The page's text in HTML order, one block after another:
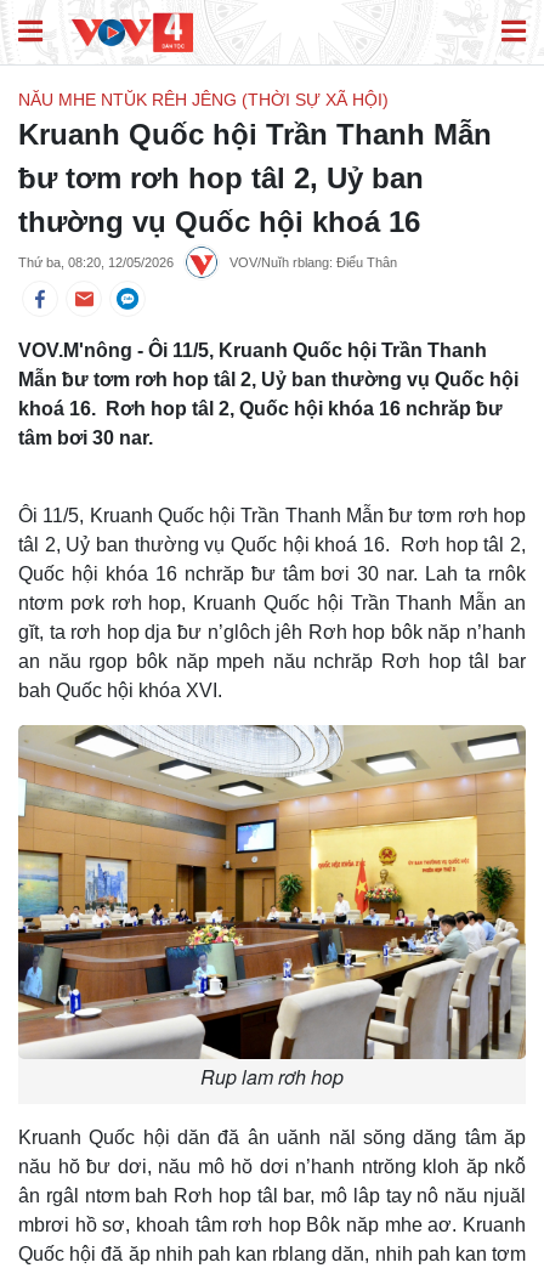
NĂU MHE NTŬK RÊH JÊNG (THỜI SỰ XÃ HỘI)
Kruanh Quốc hội Trần Thanh Mẫn
ƀư tơm rơh hop tâl 2, Uỷ ban
thường vụ Quốc hội khoá 16
Thứ ba, 08:20, 12/05/2026 VOV/Nuĭh rblang: Điểu Thân
VOV.M'nông - Ôi 11/5, Kruanh Quốc hội Trần Thanh
Mẫn ƀư tơm rơh hop tâl 2, Uỷ ban thường vụ Quốc hội
khoá 16. Rơh hop tâl 2, Quốc hội khóa 16 nchrăp ƀư
tâm bơi 30 nar.
Ôi 11/5, Kruanh Quốc hội Trần Thanh Mẫn ƀư tơm rơh hop
tâl 2, Uỷ ban thường vụ Quốc hội khoá 16. Rơh hop tâl 2,
Quốc hội khóa 16 nchrăp ƀư tâm bơi 30 nar. Lah ta rnôk
ntơm pơk rơh hop, Kruanh Quốc hội Trần Thanh Mẫn an
gĭt, ta rơh hop dja ƀư n’glôch jêh Rơh hop bôk năp n’hanh
an nău rgop bôk năp mpeh nău nchrăp Rơh hop tâl bar
bah Quốc hội khóa XVI.
Rup lam rơh hop
Kruanh Quốc hội dăn đă ân uănh năl sŏng dăng tâm ăp
nău hŏ ƀư dơi, nău mô hŏ dơi n’hanh ntrŏng kloh ăp nkô̆
ân rgâl ntơm bah Rơh hop tâl bar, mô lâp tay nô nău njuăl
mbrơi hồ sơ, khoah tâm rơh hop Bôk năp mhe aơ. Kruanh
Quốc hội đă ăp nhih pah kan rblang dăn, nhih pah kan tơm